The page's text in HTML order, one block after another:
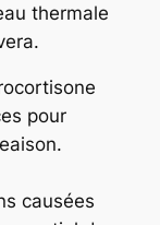
thermale
pour
causées